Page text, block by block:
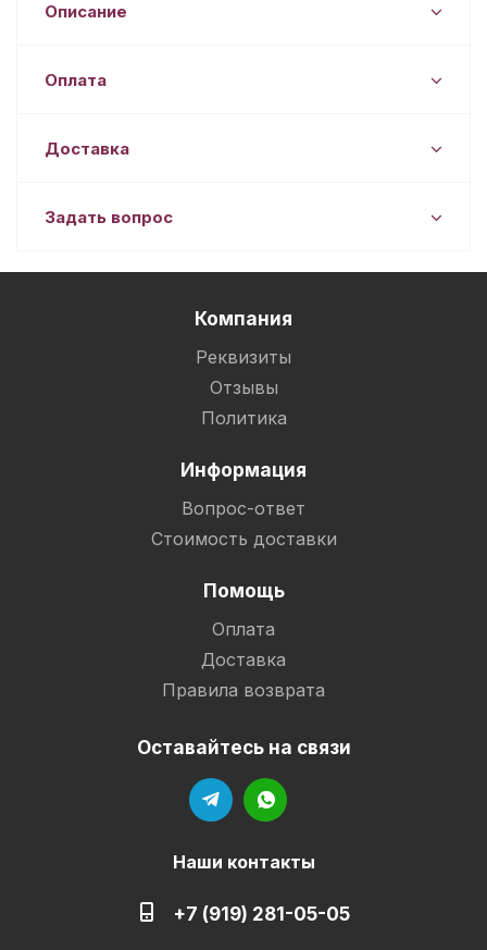
Описание
Оплата
Доставка
Задать вопрос
Компания
Реквизиты
Отзывы
Политика
Информация
Вопрос-ответ
Стоимость доставки
Помощь
Оплата
Доставка
Правила возврата
Оставайтесь на связи
Наши контакты
+7 (919) 281-05-05